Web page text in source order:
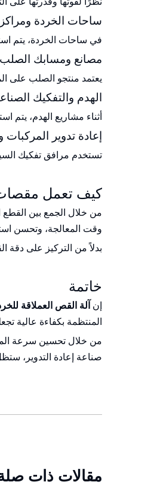
ساحات الخردة ومراكز
في ساحات الخردة، يتم
مصانع ومسابك الصلب
يعتمد منتجو الصلب على
الهدم والتفكيك
أثناء مشاريع الهدم، يتم
إعادة تدوير
تستخدم مرافق تفكيك
كيف تعمل مقصات
من خلال الجمع بين القطع
وقت المعالجة، وتحسن
بدلاً من التركيز على دقة
خاتمة
إن آلة القص العملاقة
المنتظمة بكفاءة عالية
من خلال تحسين سرعة
صناعة إعادة التدوير،
مقالات ذات